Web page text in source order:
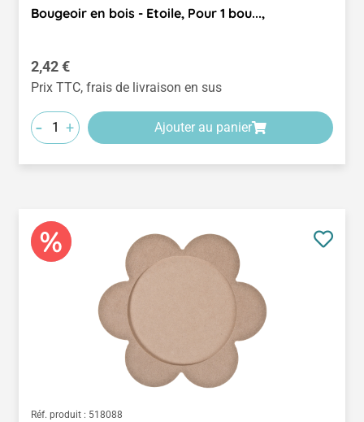
Bougeoir en bois - Etoile, Pour 1 bou...,
Prix régulier :
2,42 €
Prix TTC, frais de livraison en sus
- + Ajouter au panier
Réf. produit : 518088